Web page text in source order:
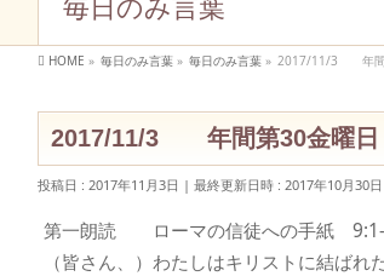
毎日のみ言葉
HOME » 毎日のみ言葉 » 毎日のみ言葉 » 2017/11/3 年間
2017/11/3 年間第30金曜日
投稿日 : 2017年11月3日 最終更新日時 : 2017年10月30日
第一朗読 ローマの信徒への手紙
（皆さん、）わたしはキリストに結ば